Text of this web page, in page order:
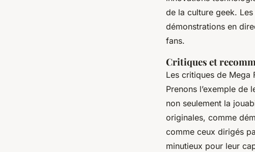
de la culture geek.
démonstrations en
fans.
Critiques et
Les critiques de Mega
Prenons l’exemple de
non seulement la
originales, comme
comme ceux dirigés
minutieux pour leur